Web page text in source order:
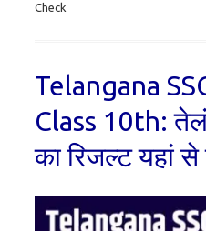
Check
Telangana
Class 10th:
का रिजल्ट यहां